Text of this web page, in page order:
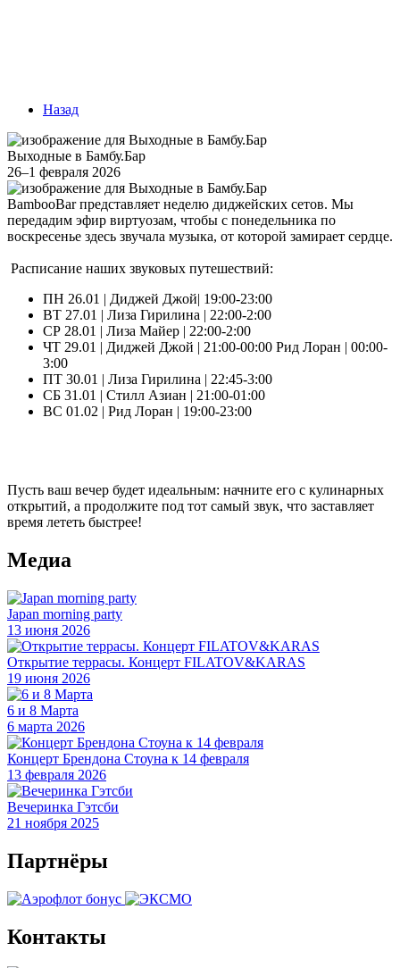
Назад
Выходные в Бамбу.Бар
26–1 февраля 2026
BambooBar представляет неделю диджейских сетов. Мы
передадим эфир виртуозам, чтобы с понедельника по
воскресенье здесь звучала музыка, от которой замирает сердце.
Расписание наших звуковых путешествий:
ПН 26.01 | Диджей Джой| 19:00-23:00
ВТ 27.01 | Лиза Гирилина | 22:00-2:00
СР 28.01 | Лиза Майер | 22:00-2:00
ЧТ 29.01 | Диджей Джой | 21:00-00:00 Рид Лоран | 00:00-
3:00
ПТ 30.01 | Лиза Гирилина | 22:45-3:00
СБ 31.01 | Стилл Азиан | 21:00-01:00
ВС 01.02 | Рид Лоран | 19:00-23:00
Пусть ваш вечер будет идеальным: начните его с кулинарных
открытий, а продолжите под тот самый звук, что заставляет
время лететь быстрее!
Медиа
Japan morning party
13 июня 2026
Открытие террасы. Концерт FILATOV&KARAS
19 июня 2026
6 и 8 Марта
6 марта 2026
Концерт Брендона Стоуна к 14 февраля
13 февраля 2026
Вечеринка Гэтсби
21 ноября 2025
Партнёры
Контакты